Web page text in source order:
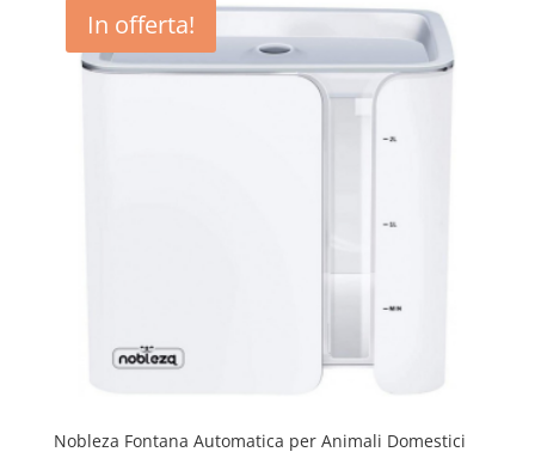
In offerta!
Nobleza Fontana Automatica per Animali Domestici